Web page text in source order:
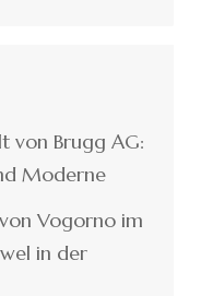
von Brugg AG:
Moderne
Vogorno im
in der